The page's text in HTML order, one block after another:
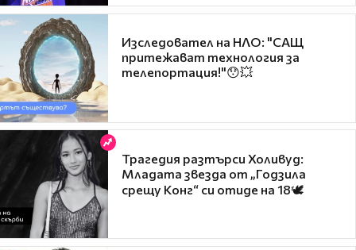
Изследовател на НЛО: "САЩ
притежават технология за
телепортация!"😯💥
Трагедия разтърси Холивуд:
Младата звезда от „Годзила
срещу Конг“ си отиде на 18🕊️